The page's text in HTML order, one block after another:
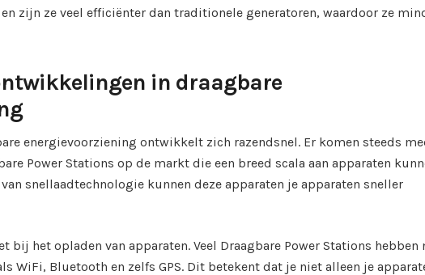
zijn ze veel efficiënter dan traditionele generatoren, waardoor ze
in draagbare
energievoorziening ontwikkelt zich razendsnel. Er komen steeds
Power Stations op de markt die een breed scala aan apparaten
snellaadtechnologie kunnen deze apparaten je apparaten sneller
bij het opladen van apparaten. Veel Draagbare Power Stations hebben
WiFi, Bluetooth en zelfs GPS. Dit betekent dat je niet alleen je